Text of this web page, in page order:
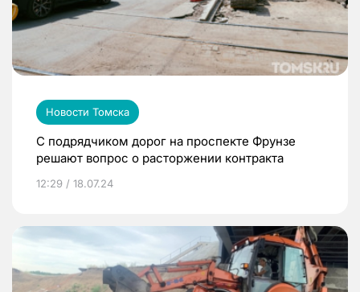
Новости Томска
С подрядчиком дорог на проспекте Фрунзе
решают вопрос о расторжении контракта
12:29 / 18.07.24